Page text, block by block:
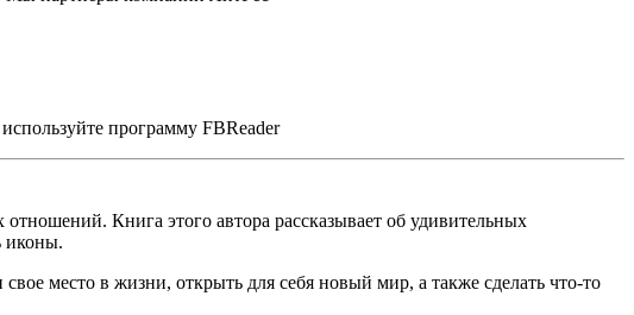
программу FBReader
Книга этого автора рассказывает об удивительных
иконы.
место в жизни, открыть для себя новый мир, а также сделать что-то